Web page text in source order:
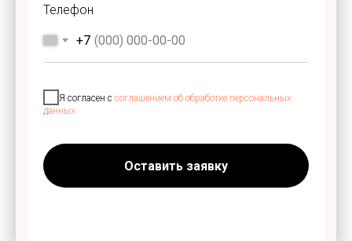
Телефон
+7
Я согласен с соглашением об обработке персональных
данных
Оставить заявку